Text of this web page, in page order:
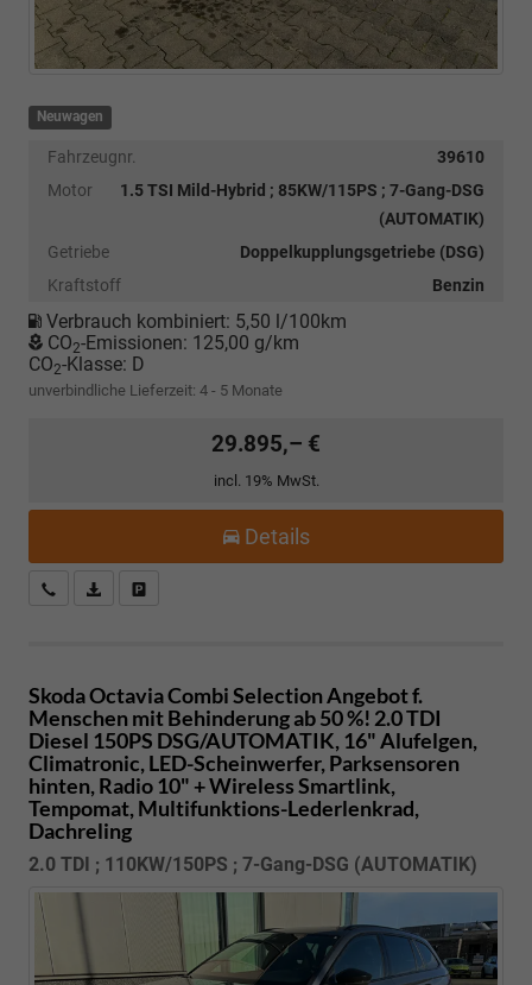
Neuwagen
Fahrzeugnr.
39610
Motor
1.5 TSI Mild-Hybrid ; 85KW/115PS ; 7-Gang-DSG
(AUTOMATIK)
Getriebe
Doppelkupplungsgetriebe (DSG)
Kraftstoff
Benzin
Verbrauch kombiniert: 5,50 l/100km
CO2-Emissionen: 125,00 g/km
CO2-Klasse: D
unverbindliche Lieferzeit: 4 - 5 Monate
29.895,– €
incl. 19% MwSt.
Details
Kostenloser Rückruf-Service
PDF-Datei, Fahrzeugexposé drucken
Skoda Octavia CombiSelection Angebot f.
Menschen mit Behinderung ab 50 %! 2.0 TDI
Diesel 150PS DSG/AUTOMATIK, 16" Alufelgen,
Climatronic, LED-Scheinwerfer, Parksensoren
hinten, Radio 10" + Wireless Smartlink,
Tempomat, Multifunktions-Lederlenkrad,
Dachreling
2.0 TDI ; 110KW/150PS ; 7-Gang-DSG (AUTOMATIK)